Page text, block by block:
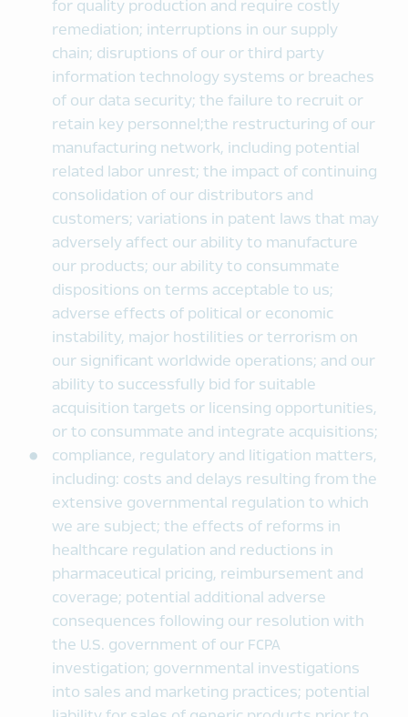
for quality production and require costly
remediation; interruptions in our supply
chain; disruptions of our or third party
information technology systems or breaches
of our data security; the failure to recruit or
retain key personnel;the restructuring of our
manufacturing network, including potential
related labor unrest; the impact of continuing
consolidation of our distributors and
customers; variations in patent laws that may
adversely affect our ability to manufacture
our products; our ability to consummate
dispositions on terms acceptable to us;
adverse effects of political or economic
instability, major hostilities or terrorism on
our significant worldwide operations; and our
ability to successfully bid for suitable
acquisition targets or licensing opportunities,
or to consummate and integrate acquisitions;
compliance, regulatory and litigation matters,
including: costs and delays resulting from the
extensive governmental regulation to which
we are subject; the effects of reforms in
healthcare regulation and reductions in
pharmaceutical pricing, reimbursement and
coverage; potential additional adverse
consequences following our resolution with
the U.S. government of our FCPA
investigation; governmental investigations
into sales and marketing practices; potential